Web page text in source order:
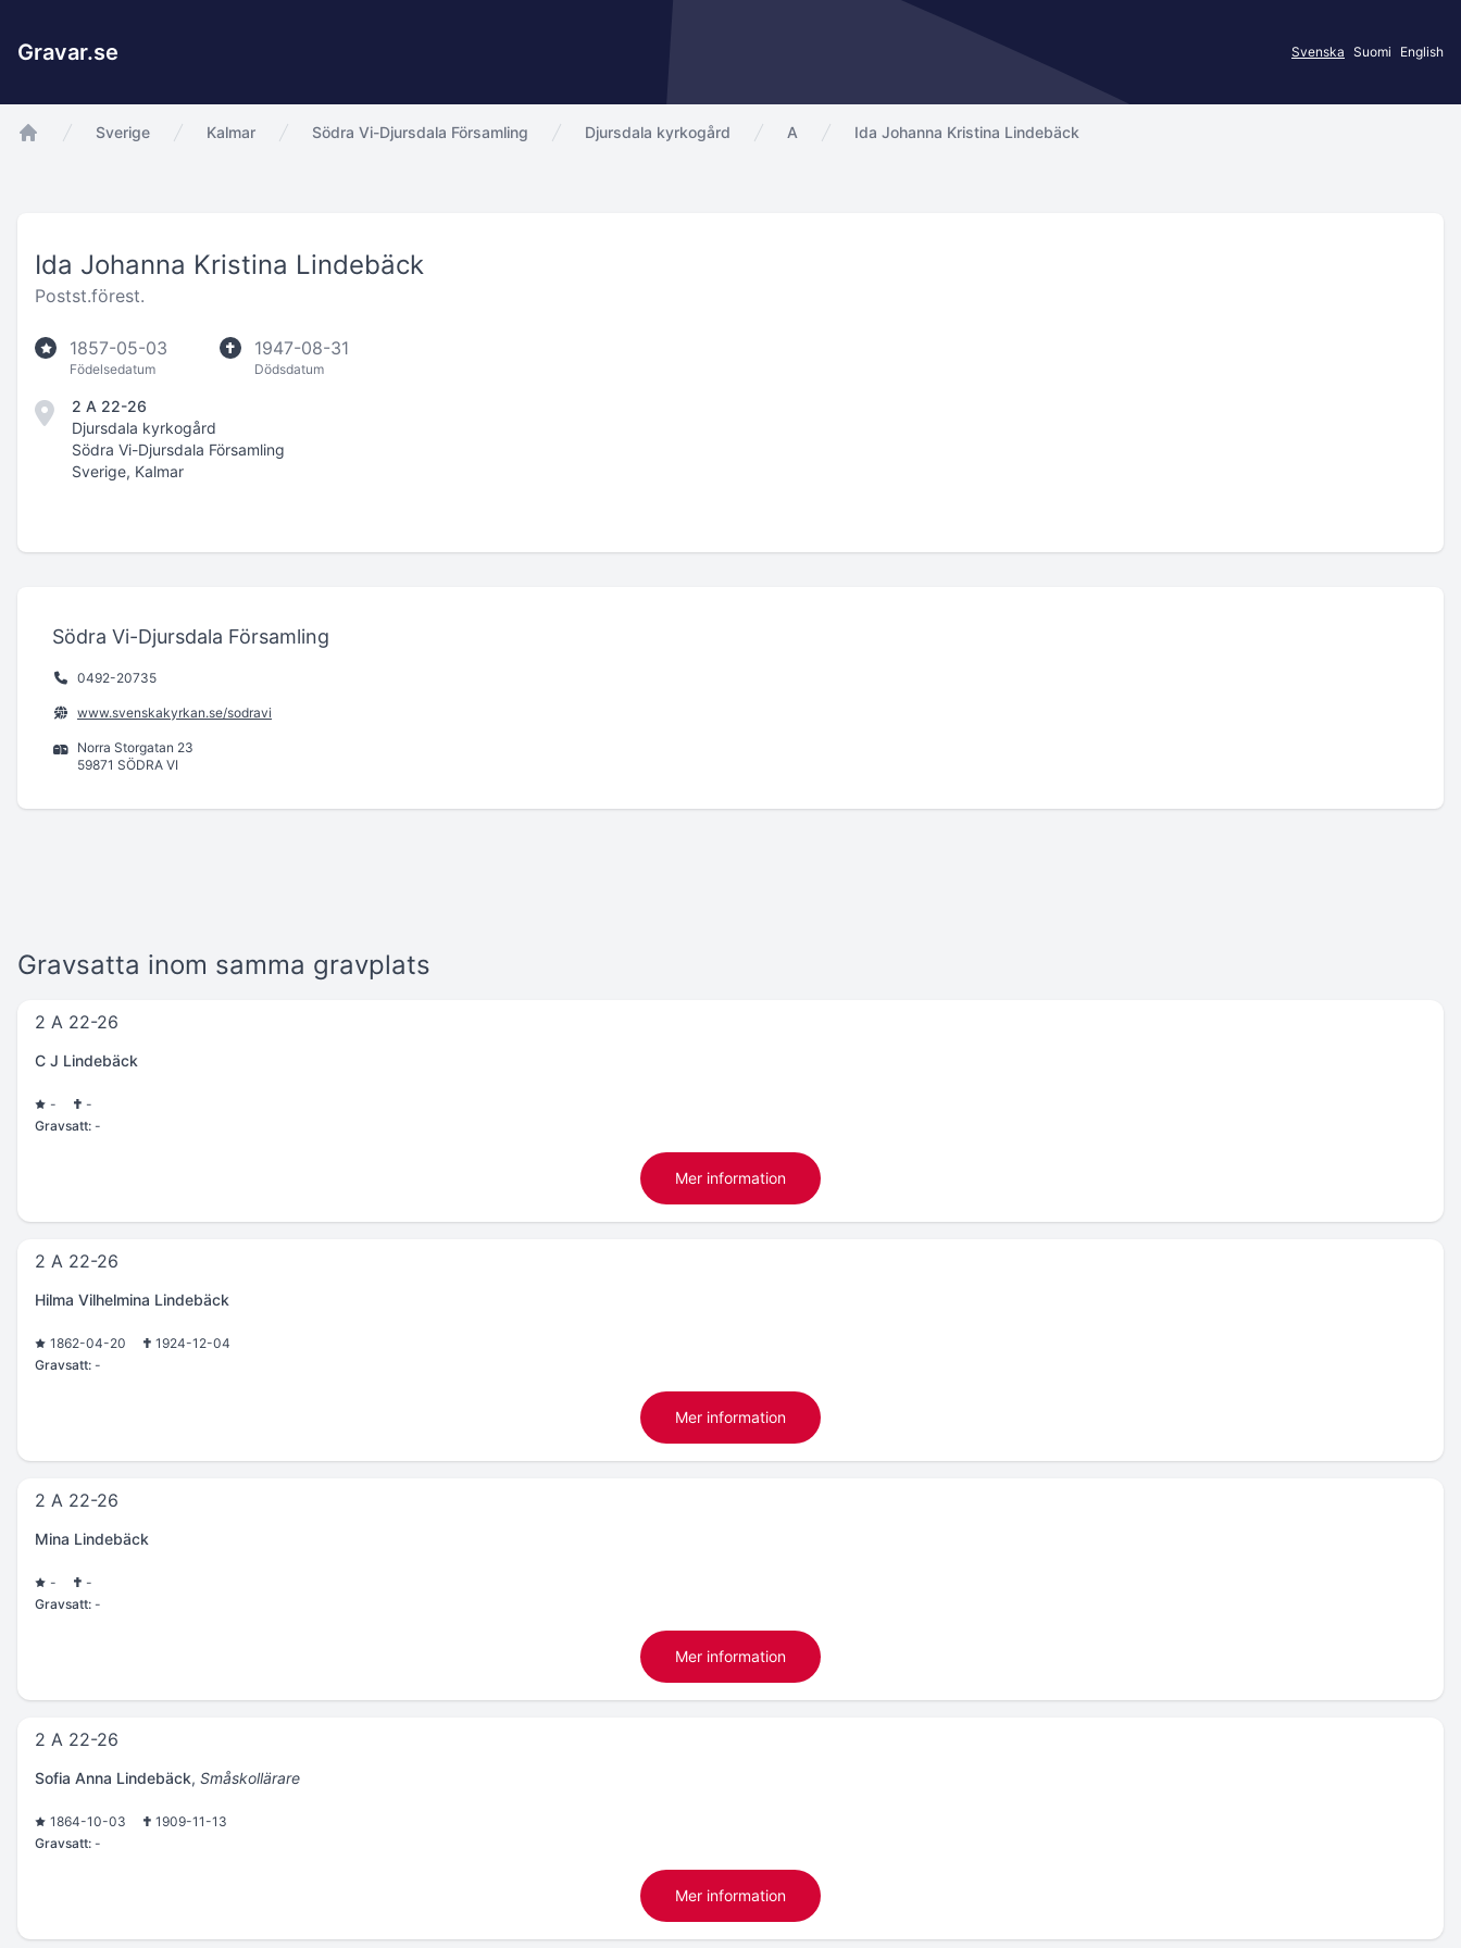
Gravar.se Svenska Suomi English
Sverige Kalmar Södra Vi-Djursdala Församling Djursdala kyrkogård A Ida Johanna Kristina Lindebäck
Ida Johanna Kristina Lindebäck
Postst.förest.
1857-05-03
Födelsedatum
1947-08-31
Dödsdatum
2 A 22-26
Djursdala kyrkogård
Södra Vi-Djursdala Församling
Sverige, Kalmar
Södra Vi-Djursdala Församling
0492-20735
www.svenskakyrkan.se/sodravi
Norra Storgatan 23
59871 SÖDRA VI
Gravsatta inom samma gravplats
2 A 22-26
C J Lindebäck
-
-
Gravsatt: -
Mer information
2 A 22-26
Hilma Vilhelmina Lindebäck
1862-04-20
1924-12-04
Gravsatt: -
Mer information
2 A 22-26
Mina Lindebäck
-
-
Gravsatt: -
Mer information
2 A 22-26
Sofia Anna Lindebäck, Småskollärare
1864-10-03
1909-11-13
Gravsatt: -
Mer information